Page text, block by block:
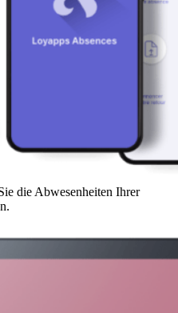
die Abwesenheiten Ihrer